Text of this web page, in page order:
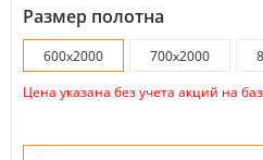
Размер полотна
600x2000 700x2000
Цена указана без учета акций на